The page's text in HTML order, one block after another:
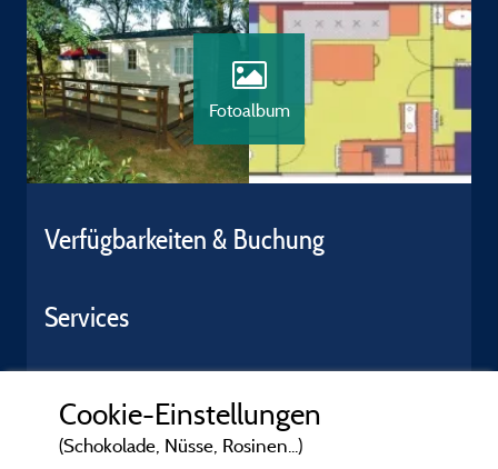
Fotoalbum
Verfügbarkeiten & Buchung
Services
Cookie-Einstellungen
(Schokolade, Nüsse, Rosinen...)